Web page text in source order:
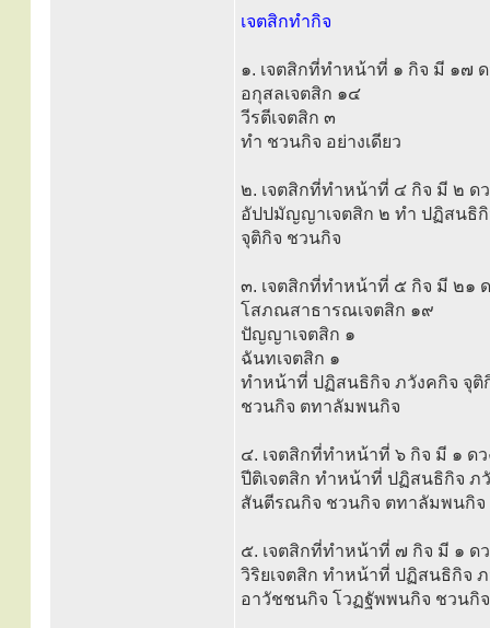
เจตสิกทำกิจ
๑. เจตสิกที่ทำหน้าที่ ๑ กิจ มี ๑๗
อกุสลเจตสิก ๑๔
วีรตีเจตสิก ๓
ทำ ชวนกิจ อย่างเดียว
๒. เจตสิกที่ทำหน้าที่ ๔ กิจ มี ๒ ด
อัปปมัญญาเจตสิก ๒ ทำ ปฏิสนธิ
จุติกิจ ชวนกิจ
๓. เจตสิกที่ทำหน้าที่ ๕ กิจ มี ๒๑
โสภณสาธารณเจตสิก ๑๙
ปัญญาเจตสิก ๑
ฉันทเจตสิก ๑
ทำหน้าที่ ปฏิสนธิกิจ ภวังคกิจ จุติ
ชวนกิจ ตทาลัมพนกิจ
๔. เจตสิกที่ทำหน้าที่ ๖ กิจ มี ๑ ด
ปีติเจตสิก ทำหน้าที่ ปฏิสนธิกิจ ภ
สันตีรณกิจ ชวนกิจ ตทาลัมพนกิจ
๕. เจตสิกที่ทำหน้าที่ ๗ กิจ มี ๑ ด
วิริยเจตสิก ทำหน้าที่ ปฏิสนธิกิจ
อาวัชชนกิจ โวฏฐัพพนกิจ ชวนกิ